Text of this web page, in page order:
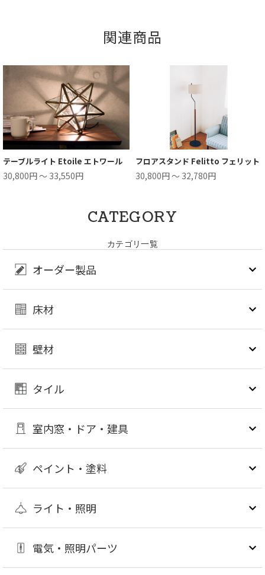
関連商品
テーブルライト Etoile エトワール
30,800円 ～ 33,550円
フロアスタンド Felitto フェリット
30,800円 ～ 32,780円
CATEGORY
カテゴリ一覧
オーダー製品
床材
壁材
タイル
室内窓・ドア・建具
ペイント・塗料
ライト・照明
電気・照明パーツ